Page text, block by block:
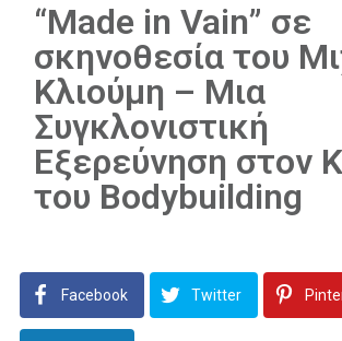
“Made in Vain” σε
σκηνοθεσία του
Κλιούμη – Μια
Συγκλονιστική
Εξερεύνηση στον
του Bodybuilding
Facebook Twitter